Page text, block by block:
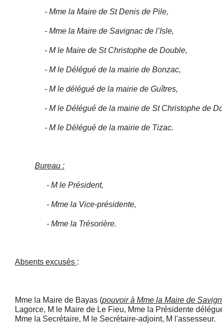
- Mme la Maire de St Denis de Pile,
- Mme la Maire de Savignac de l’Isle,
- M le Maire de St Christophe de Double,
- M le Délégué de la mairie de Bonzac,
- M le délégué de la mairie de Guîtres,
- M le Délégué de la mairie de St Christophe de
- M le Délégué de la mairie de Tizac.
Bureau :
- M le Président,
- Mme la Vice-présidente,
- Mme la Trésorière.
Absents excusés :
Mme la Maire de Bayas (pouvoir à Mme la Maire de
Lagorce, M le Maire de Le Fieu, Mme la Présidente
Mme la Secrétaire, M le Secrétaire-adjoint, M l'assesseur.